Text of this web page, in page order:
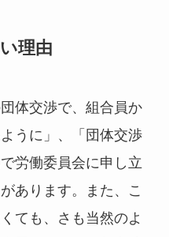
理由
体交渉で、組合員か
うに」、「団体交渉
労働委員会に申し立
あります。また、こ
ても、さも当然のよ